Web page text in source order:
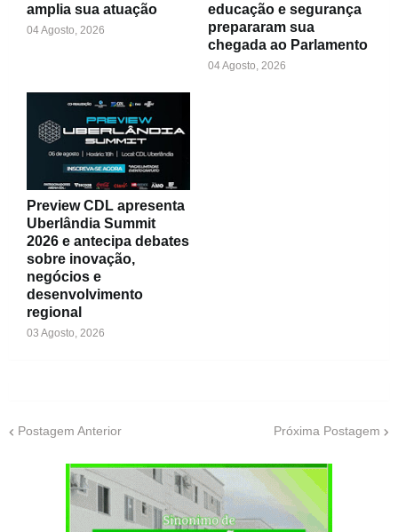
amplia sua atuação
04 Agosto, 2026
educação e segurança
prepararam sua
chegada ao Parlamento
04 Agosto, 2026
Preview CDL apresenta
Uberlândia Summit
2026 e antecipa debates
sobre inovação,
negócios e
desenvolvimento
regional
03 Agosto, 2026
Postagem Anterior Próxima Postagem